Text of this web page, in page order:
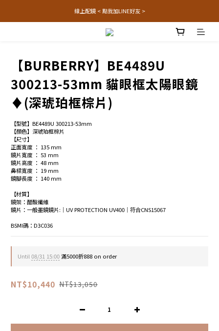
線上配鏡 < 點我加LINE好友 >
【BURBERRY】BE4489U
300213-53mm 貓眼框太陽眼鏡
♦(深琥珀框棕片)
【型號】BE4489U 300213-53mm
【顏色】深琥珀框棕片
【尺寸】
正面寬度 ： 135 mm
鏡片寬度 ： 53 mm
鏡片高度 ： 48 mm
鼻樑寬度 ： 19 mm
鏡腳長度 ： 140 mm
【材質】
鏡架：醋酸纖維
鏡片：一般墨鏡鏡片:│UV PROTECTION UV400│符合CNS15067
BSMI碼：D3C036
Until08/31 15:00滿5000折888 on order
NT$10,440 NT$13,050